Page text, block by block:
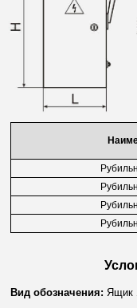
Вид обозначения: Ящик